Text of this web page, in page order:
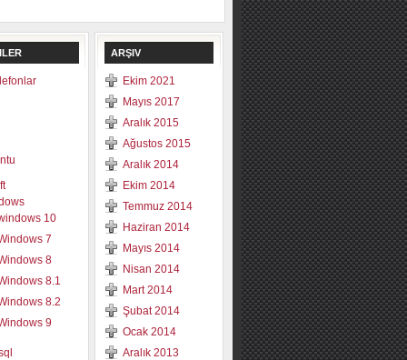
10
7
8
8.1
8.2
9
ARŞIV
Ekim 2021
Mayıs 2017
Aralık 2015
Ağustos 2015
Aralık 2014
Ekim 2014
Temmuz 2014
Haziran 2014
Mayıs 2014
Nisan 2014
Mart 2014
Şubat 2014
Ocak 2014
Aralık 2013